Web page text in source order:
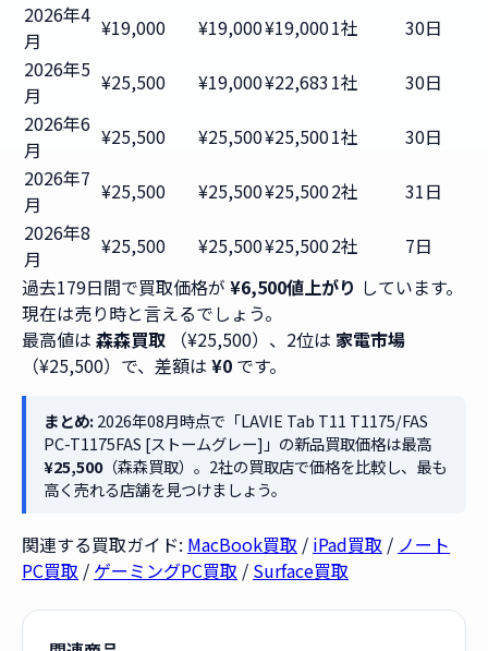
2026年4
月
¥19,000 ¥19,000¥19,0001社
30日
2026年5
月
¥25,500 ¥19,000¥22,6831社
30日
2026年6
月
¥25,500 ¥25,500¥25,5001社
30日
2026年7
月
¥25,500 ¥25,500¥25,5002社
31日
2026年8
月
¥25,500 ¥25,500¥25,5002社
7日
過去179日間で買取価格が ¥6,500値上がり しています。
現在は売り時と言えるでしょう。
最高値は 森森買取 （¥25,500）、2位は 家電市場
（¥25,500）で、差額は ¥0 です。
まとめ:2026年08月時点で「LAVIE Tab T11 T1175/FAS
PC-T1175FAS [ストームグレー]」の新品買取価格は最高
¥25,500（森森買取）。2社の買取店で価格を比較し、最も
高く売れる店舗を見つけましょう。
関連する買取ガイド: MacBook買取 / iPad買取 / ノート
PC買取 / ゲーミングPC買取 / Surface買取